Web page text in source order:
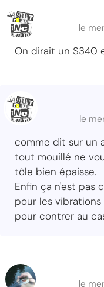
le
On dirait un S340
le
comme dit sur un
tout mouillé ne
tôle bien épaisse.
Enfin ça n'est pas
pour les
pour contrer au
le